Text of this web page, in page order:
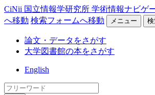
CiNii 国立情報学研究所 学術情報ナビゲ
へ移動 検索フォームへ移動 メニュー
論文・データをさがす
大学図書館の本をさがす
English